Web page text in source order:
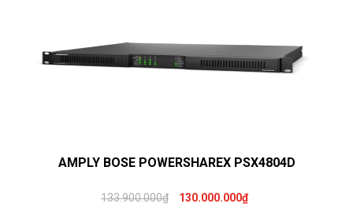
AMPLY BOSE POWERSHAREX PSX4804D
133.900.000₫ 130.000.000₫